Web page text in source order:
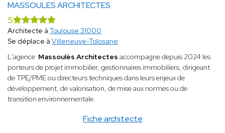
MASSOULES ARCHITECTES
Fiche architecte
5
Architecte à Toulouse 31000
Se déplace à Villeneuve-Tolosane
L'agence Massoulès Architectes accompagne depuis 2024 les
porteurs de projet immobilier, gestionnaires immobiliers, dirigeant
de TPE/PME ou directeurs techniques dans leurs enjeux de
développement, de valorisation, de mise aux normes ou de
transition environnementale.